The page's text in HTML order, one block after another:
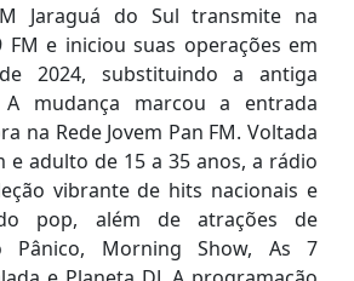
Jaraguá do Sul transmite na
FM e iniciou suas operações em
2024, substituindo a antiga
A mudança marcou a entrada
na Rede Jovem Pan FM. Voltada
e adulto de 15 a 35 anos, a rádio
vibrante de hits nacionais e
pop, além de atrações de
Pânico, Morning Show, As 7